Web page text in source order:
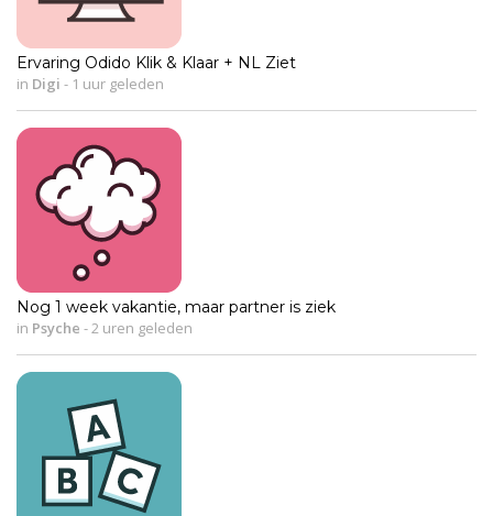
Ervaring Odido Klik & Klaar + NL Ziet
in Digi - 1 uur geleden
Nog 1 week vakantie, maar partner is ziek
in Psyche - 2 uren geleden